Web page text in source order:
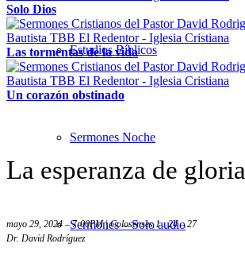
Estudios Bíblicos
Sermones Noche
Sermones – Solo audio
Solo Dios
Las tormentas de la vida
Un corazón obstinado
La esperanza de gloria
mayo 29, 2024 – 7:00PM | Colosenses 1 : 24 – 27
Dr. David Rodríguez